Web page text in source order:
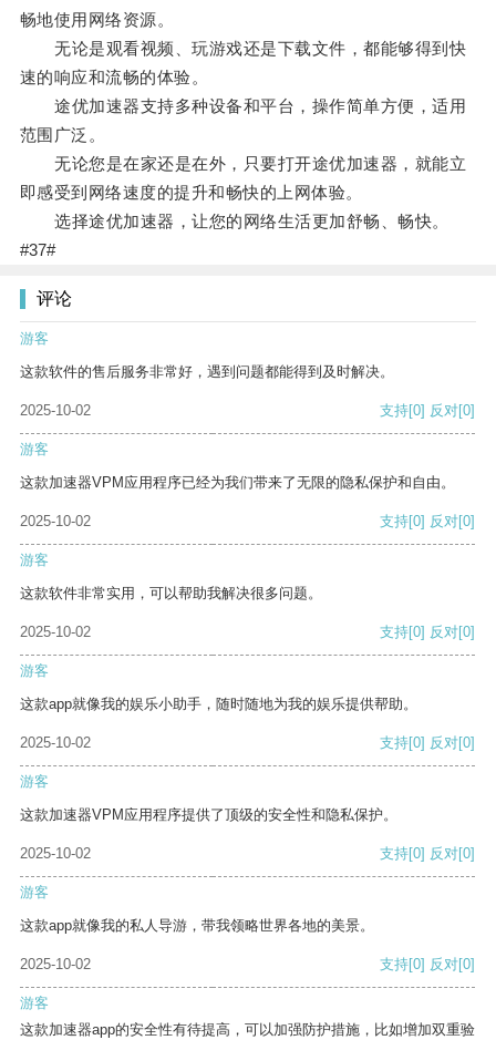
畅地使用网络资源。
无论是观看视频、玩游戏还是下载文件，都能够得到快
速的响应和流畅的体验。
途优加速器支持多种设备和平台，操作简单方便，适用
范围广泛。
无论您是在家还是在外，只要打开途优加速器，就能立
即感受到网络速度的提升和畅快的上网体验。
选择途优加速器，让您的网络生活更加舒畅、畅快。
#37#
评论
游客
这款软件的售后服务非常好，遇到问题都能得到及时解决。
2025-10-02 支持[0] 反对[0]
游客
这款加速器VPM应用程序已经为我们带来了无限的隐私保护和自由。
2025-10-02 支持[0] 反对[0]
游客
这款软件非常实用，可以帮助我解决很多问题。
2025-10-02 支持[0] 反对[0]
游客
这款app就像我的娱乐小助手，随时随地为我的娱乐提供帮助。
2025-10-02 支持[0] 反对[0]
游客
这款加速器VPM应用程序提供了顶级的安全性和隐私保护。
2025-10-02 支持[0] 反对[0]
游客
这款app就像我的私人导游，带我领略世界各地的美景。
2025-10-02 支持[0] 反对[0]
游客
这款加速器app的安全性有待提高，可以加强防护措施，比如增加双重验